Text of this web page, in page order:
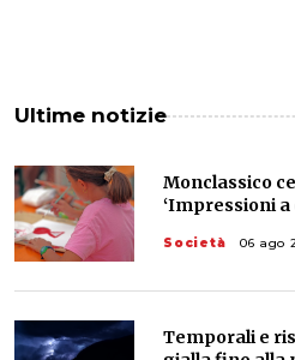
Ultime notizie
Monclassico
‘Impressioni a
Società 06 ago
Temporali e